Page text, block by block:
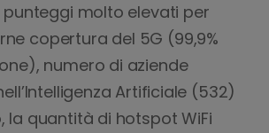
molto elevati per
copertura del 5G (99,9%
numero di aziende
Artificiale (532)
la quantità di hotspot WiFi